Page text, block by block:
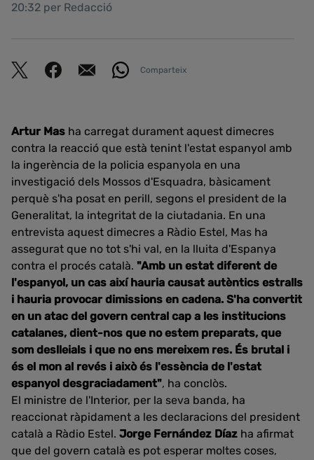
20:32 per Redacció
Comparteix
Artur Mas ha carregat durament aquest dimecres
contra la reacció que està tenint l'estat espanyol amb
la ingerència de la policia espanyola en una
investigació dels Mossos d'Esquadra, bàsicament
perquè s'ha posat en perill, segons el president de la
Generalitat, la integritat de la ciutadania. En una
entrevista aquest dimecres a Ràdio Estel, Mas ha
assegurat que no tot s'hi val, en la lluita d'Espanya
contra el procés català. "Amb un estat diferent de
l'espanyol, un cas així hauria causat autèntics estralls
i hauria provocar dimissions en cadena. S'ha convertit
en un atac del govern central cap a les institucions
catalanes, dient-nos que no estem preparats, que
som deslleials i que no ens mereixem res. És brutal i
és el mon al revés i això és l'essència de l'estat
espanyol desgraciadament", ha conclòs.
El ministre de l'Interior, per la seva banda, ha
reaccionat ràpidament a les declaracions del president
català a Ràdio Estel. Jorge Fernández Díaz ha afirmat
que del govern català es pot esperar moltes coses,